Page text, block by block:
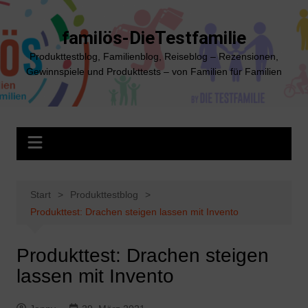
Zum
springen
familös-DieTestfamilie
Produkttestblog, Familienblog, Reiseblog – Rezensionen,
Gewinnspiele und Produkttests – von Familien für Familien
Start
Produkttestblog
Produkttest: Drachen steigen lassen mit Invento
Produkttest: Drachen steigen
lassen mit Invento